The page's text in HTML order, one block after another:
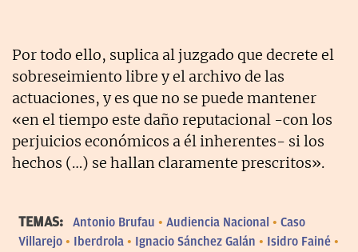
Por todo ello, suplica al juzgado que decrete el
sobreseimiento libre y el archivo de las
actuaciones, y es que no se puede mantener
«en el tiempo este daño reputacional -con los
perjuicios económicos a él inherentes- si los
hechos (…) se hallan claramente prescritos».
TEMAS: Antonio Brufau Audiencia Nacional
Caso
Villarejo
Iberdrola Ignacio Sánchez Galán
Isidro Fainé